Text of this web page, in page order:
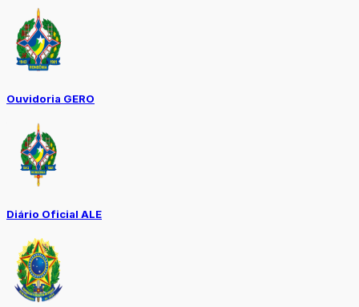
Ouvidoria GERO
Diário Oficial ALE